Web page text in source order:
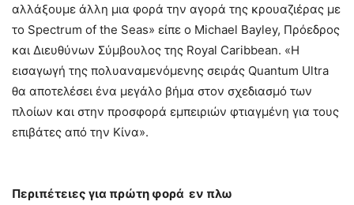
αλλάξουμε άλλη μια φορά την αγορά της κρουαζιέρας με
το Spectrum of the Seas» είπε ο Michael Bayley, Πρόεδρος
και Διευθύνων Σύμβουλος της Royal Caribbean. «Η
εισαγωγή της πολυαναμενόμενης σειράς Quantum Ultra
θα αποτελέσει ένα μεγάλο βήμα στον σχεδιασμό των
πλοίων και στην προσφορά εμπειριών φτιαγμένη για τους
επιβάτες από την Κίνα».
Περιπέτειες για πρώτη φορά εν πλω